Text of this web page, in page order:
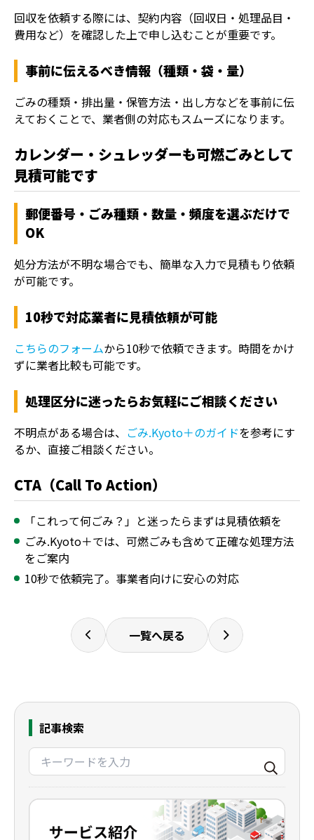
回収を依頼する際には、契約内容（回収日・処理品目・
費用など）を確認した上で申し込むことが重要です。
事前に伝えるべき情報（種類・袋・量）
ごみの種類・排出量・保管方法・出し方などを事前に伝
えておくことで、業者側の対応もスムーズになります。
カレンダー・シュレッダーも可燃ごみとして
見積可能です
郵便番号・ごみ種類・数量・頻度を選ぶだけで
OK
処分方法が不明な場合でも、簡単な入力で見積もり依頼
が可能です。
10秒で対応業者に見積依頼が可能
こちらのフォームから10秒で依頼できます。時間をかけ
ずに業者比較も可能です。
処理区分に迷ったらお気軽にご相談ください
不明点がある場合は、 ごみ.Kyoto＋のガイドを参考にす
るか、直接ご相談ください。
CTA（Call To Action）
「これって何ごみ？」と迷ったらまずは見積依頼を
ごみ.Kyoto＋では、可燃ごみも含めて正確な処理方法
をご案内
10秒で依頼完了。事業者向けに安心の対応
一覧へ戻る
記事検索